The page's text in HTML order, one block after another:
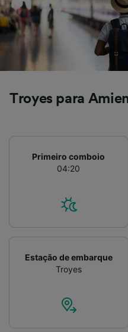
Troyes para
Primeiro comboio
04:20
Estação de embarque
Troyes
de público e
Lista de parceiros